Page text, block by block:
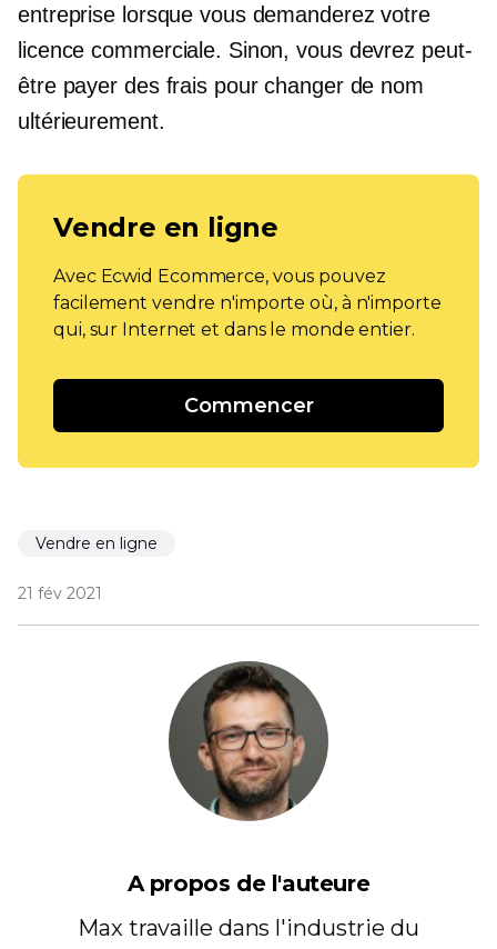
entreprise lorsque vous demanderez votre
licence commerciale. Sinon, vous devrez peut-
être payer des frais pour changer de nom
ultérieurement.
Vendre en ligne
Avec Ecwid Ecommerce, vous pouvez
facilement vendre n'importe où, à n'importe
qui, sur Internet et dans le monde entier.
Commencer
Vendre en ligne
21 fév 2021
A propos de l'auteure
Max travaille dans l'industrie du